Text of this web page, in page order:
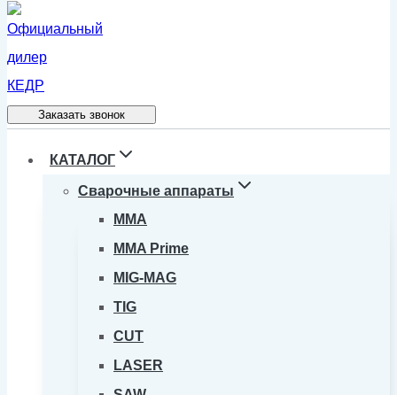
Заказать звонок
КАТАЛОГ
Сварочные аппараты
MMA
MMA Prime
MIG-MAG
TIG
CUT
LASER